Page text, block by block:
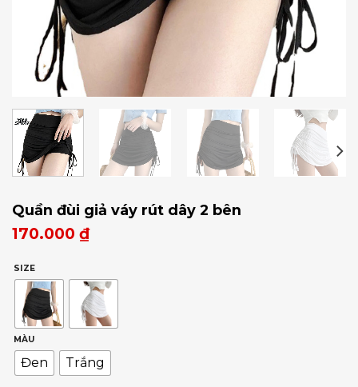
Quần đùi giả váy rút dây 2 bên
170.000 ₫
SIZE
MÀU
Đen Trắng